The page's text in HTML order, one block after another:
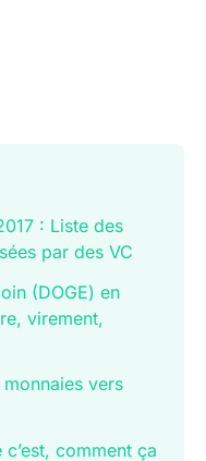
: Liste des
par des VC
(DOGE) en
virement,
vers
c’est, comment ça